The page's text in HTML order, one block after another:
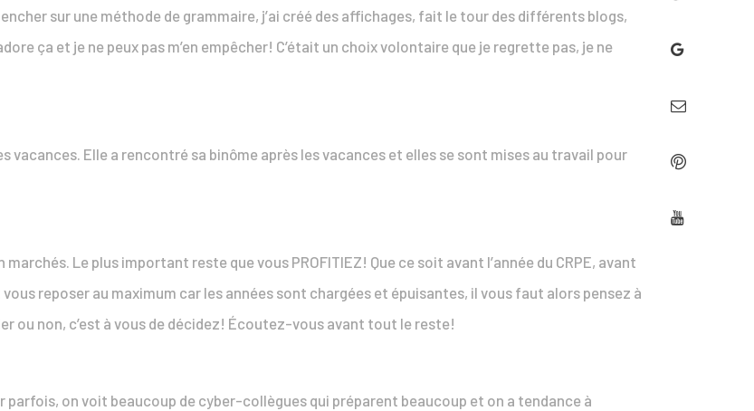
sur une méthode de grammaire, j’ai créé des affichages, fait le tour des différents blogs,
ça et je ne peux pas m’en empêcher! C’était un choix volontaire que je regrette pas, je ne
vacances. Elle a rencontré sa binôme après les vacances et elles se sont mises au travail pour
Le plus important reste que vous PROFITIEZ! Que ce soit avant l’année du CRPE, avant
vous reposer au maximum car les années sont chargées et épuisantes, il vous faut alors pensez à
ou non, c’est à vous de décidez! Écoutez-vous avant tout le reste!
parfois, on voit beaucoup de cyber-collègues qui préparent beaucoup et on a tendance à